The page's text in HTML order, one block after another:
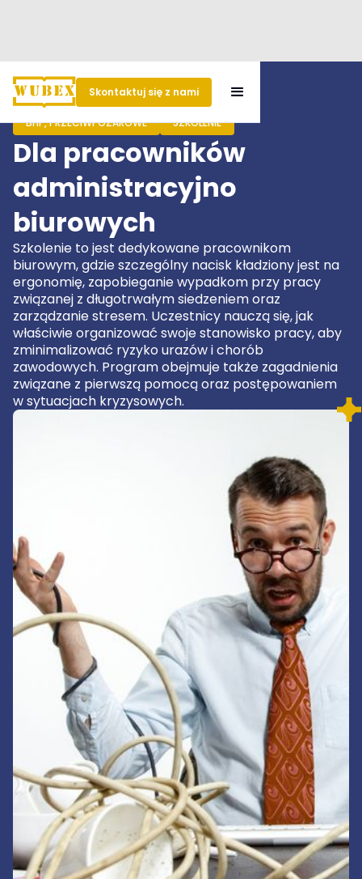
Skontaktuj się z nami
BHP, PRZECIWPOŻAROWE SZKOLENIE
Dla pracowników
administracyjno
biurowych
Szkolenie to jest dedykowane pracownikom
biurowym, gdzie szczególny nacisk kładziony jest na
ergonomię, zapobieganie wypadkom przy pracy
związanej z długotrwałym siedzeniem oraz
zarządzanie stresem. Uczestnicy nauczą się, jak
właściwie organizować swoje stanowisko pracy, aby
zminimalizować ryzyko urazów i chorób
zawodowych. Program obejmuje także zagadnienia
związane z pierwszą pomocą oraz postępowaniem
w sytuacjach kryzysowych.